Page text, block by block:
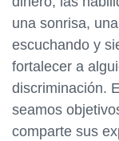
una sonrisa,
escuchando y
fortalecer a
discriminación.
seamos
comparte sus